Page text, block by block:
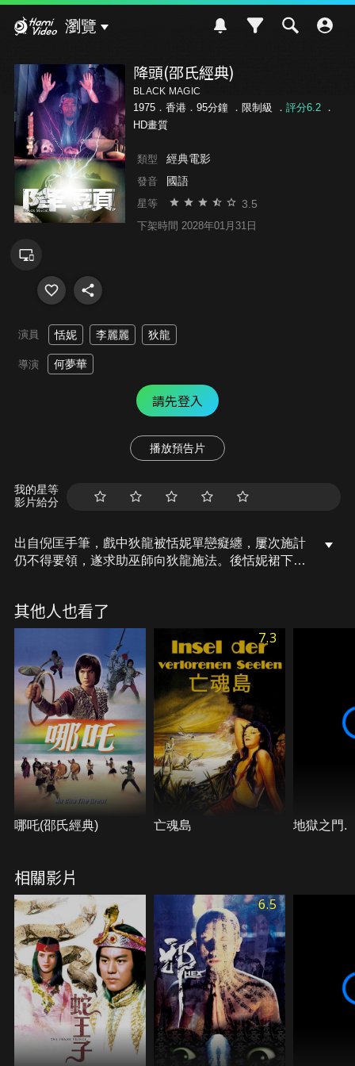
瀏覽
降頭(邵氏經典)
BLACK MAGIC
1975．香港．95分鐘 ． 限制級 ． 評分6.2．
HD畫質
類型 經典電影
發音 國語
星等 3.5
下架時間 2028年01月31日
演員 恬妮 李麗麗 狄龍
導演 何夢華
請先登入
播放預告片
我的星等
影片給分
出自倪匡手筆，戲中狄龍被恬妮單戀癡纏，屢次施計
仍不得要領，遂求助巫師向狄龍施法。後恬妮裙下臣
其他人也看了
哪吒(邵氏經典)
7.3
亡魂島 地獄之門.
相關影片
6.5